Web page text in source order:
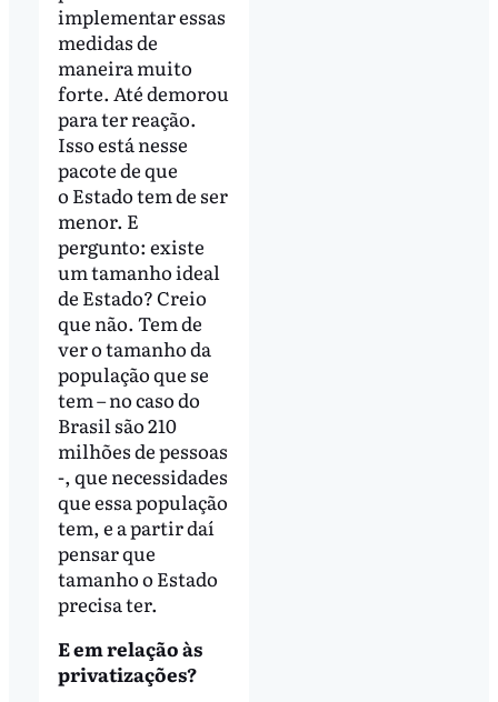
implementar essas
medidas de
maneira muito
forte. Até demorou
para ter reação.
Isso está nesse
pacote de que
o Estado tem de ser
menor. E
pergunto: existe
um tamanho ideal
de Estado? Creio
que não. Tem de
ver o tamanho da
população que se
tem – no caso do
Brasil são 210
milhões de pessoas
-, que necessidades
que essa população
tem, e a partir daí
pensar que
tamanho o Estado
precisa ter.
E em relação às
privatizações?